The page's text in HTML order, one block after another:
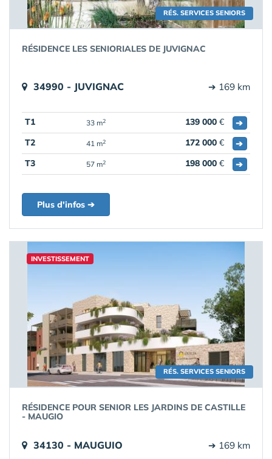
RÉS. SERVICES SENIORS
RÉSIDENCE LES SENIORIALES DE JUVIGNAC
34990 - JUVIGNAC ➔ 169 km
T1 33 m2 139 000 €
➔
T2
41 m2 172 000 €
➔
T3
57 m2 198 000 € ➔
Plus d'infos ➔
RÉS. SERVICES SENIORS
INVESTISSEMENT
RÉSIDENCE POUR SENIOR LES JARDINS DE CASTILLE
- MAUGIO
34130 - MAUGUIO ➔ 169 km